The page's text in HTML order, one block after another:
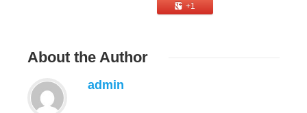
+1
About the Author
admin